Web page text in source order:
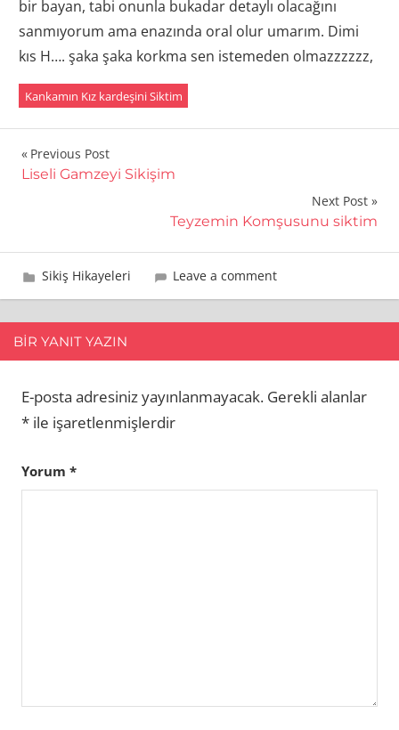
bir bayan, tabi onunla bukadar detaylı olacağını
sanmıyorum ama enazında oral olur umarım. Dimi
kıs H…. şaka şaka korkma sen istemeden olmazzzzzz,
Kankamın Kız kardeşini Siktim
Yazı
Previous Post
Liseli Gamzeyi Sikişim
Next Post
Teyzemin Komşusunu siktim
24 Ağustos 2013
admin
Sikiş Hikayeleri Leave a comment
BIR YANIT YAZIN
E-posta adresiniz yayınlanmayacak. Gerekli alanlar
* ile işaretlenmişlerdir
Yorum *